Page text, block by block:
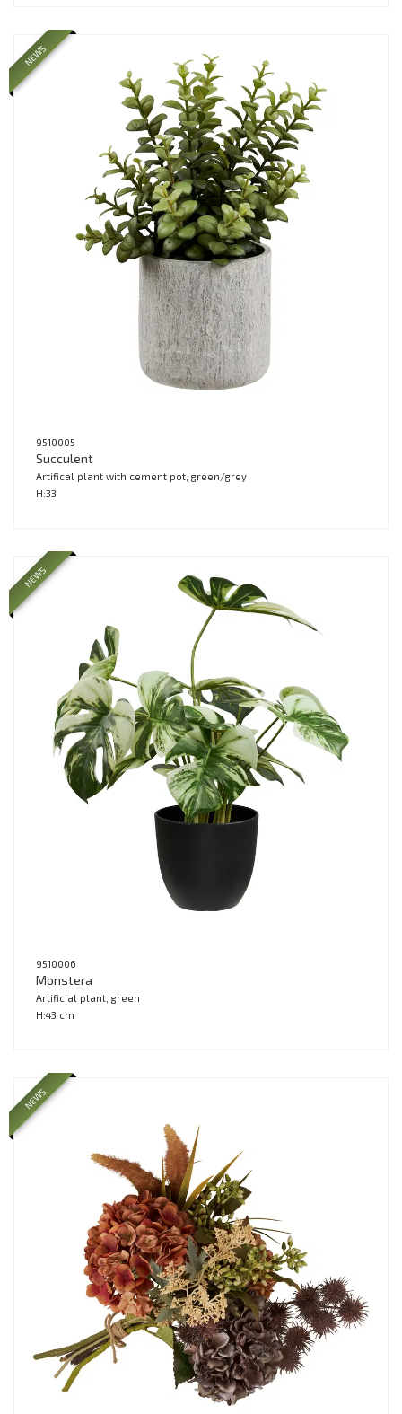
NEWS
9510005
Succulent
Artifical plant with cement pot, green/grey
H:33
NEWS
9510006
Monstera
Artificial plant, green
H:43 cm
NEWS